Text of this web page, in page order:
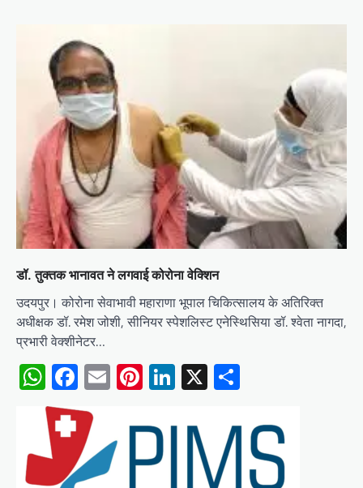
डॉ. तुक्तक भानावत ने लगवाई कोरोना वेक्शिन
उदयपुर। कोरोना सेवाभावी महाराणा भूपाल चिकित्सालय के अतिरिक्त
अधीक्षक डॉ. रमेश जोशी, सीनियर स्पेशलिस्ट एनेस्थिसिया डॉ. श्वेता नागदा,
प्रभारी वेक्शीनेटर…
WhatsApp
Facebook
EmailPinterest
LinkedIn
X